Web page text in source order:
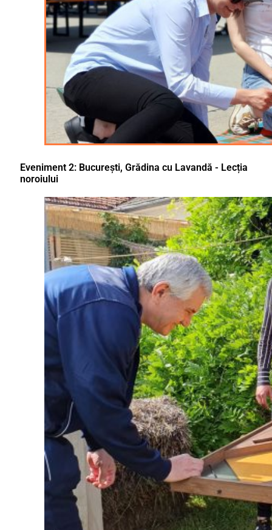
Eveniment 2: București, Grădina cu Lavandă - Lecția
noroiului